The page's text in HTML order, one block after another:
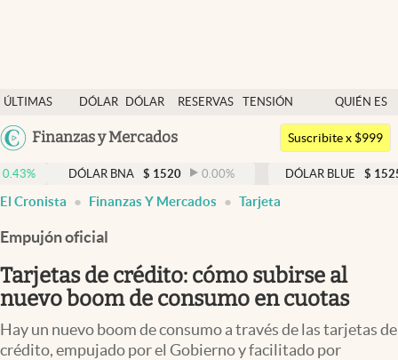
ÚLTIMAS
NOTICIAS
DÓLAR
DÓLAR
RESERVAS
TENSIÓN
GEOPOLÍTICA
QUIÉN ES
QUIÉN
Argentina
Uruguay
Finanzas y Mercados
Dólar
Members
Economía y Política
Finanzas y Mercados
Mercados Online
Negocios
Columnistas
Suscribite x $999
DÓLAR BNA $ 1520 0.00% DÓLAR BLUE $ 1525 -0.33
El Cronista Finanzas Y Mercados Tarjeta
Empujón oficial
Tarjetas de crédito: cómo subirse al
nuevo boom de consumo en cuotas
Hay un nuevo boom de consumo a través de las tarjetas de
crédito, empujado por el Gobierno y facilitado por